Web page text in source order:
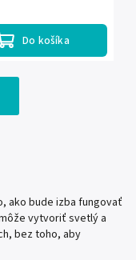
Do košíka
ako bude izba fungovať
vytvoriť svetlý a
bez toho, aby